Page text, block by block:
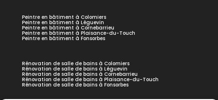
Peintre en bâtiment à Colomiers
Peintre en bâtiment à Léguevin
Peintre en bâtiment à Cornebarrieu
Peintre en bâtiment à Plaisance-du-Touch
Peintre en bâtiment à Fonsorbes
Rénovation de salle de bains à Colomiers
Rénovation de salle de bains à Léguevin
Rénovation de salle de bains à Cornebarrieu
Rénovation de salle de bains à Plaisance-du-Touch
Rénovation de salle de bains à Fonsorbes